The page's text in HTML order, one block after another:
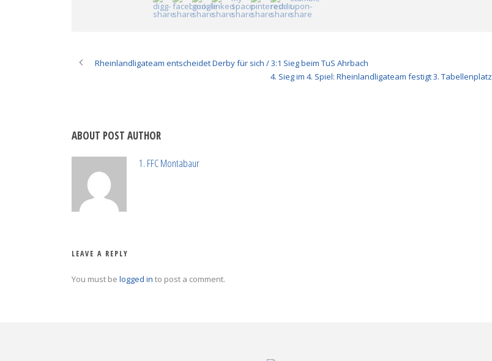
Rheinlandligateam entscheidet Derby für sich / 3:1 Sieg beim TuS Ahrbach
4. Sieg im 4. Spiel: Rheinlandligateam festigt 3. Tabellenplatz
ABOUT POST AUTHOR
1. FFC Montabaur
LEAVE A REPLY
You must be logged in to post a comment.